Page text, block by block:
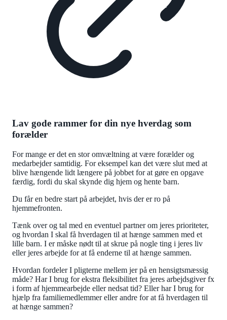
Lav gode rammer for din nye hverdag som
forælder
For mange er det en stor omvæltning at være forælder og
medarbejder samtidig. For eksempel kan det være slut med at
blive hængende lidt længere på jobbet for at gøre en opgave
færdig, fordi du skal skynde dig hjem og hente barn.
Du får en bedre start på arbejdet, hvis der er ro på
hjemmefronten.
Tænk over og tal med en eventuel partner om jeres prioriteter,
og hvordan I skal få hverdagen til at hænge sammen med et
lille barn. I er måske nødt til at skrue på nogle ting i jeres liv
eller jeres arbejde for at få enderne til at hænge sammen.
Hvordan fordeler I pligterne mellem jer på en hensigtsmæssig
måde? Har I brug for ekstra fleksibilitet fra jeres arbejdsgiver fx
i form af hjemmearbejde eller nedsat tid? Eller har I brug for
hjælp fra familiemedlemmer eller andre for at få hverdagen til
at hænge sammen?